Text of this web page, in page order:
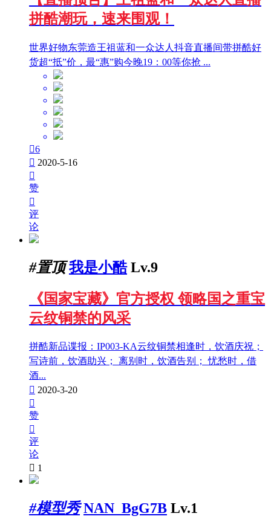
拼酷潮玩，速来围观！
世界好物东莞造王祖蓝和一众达人抖音直播间带拼酷好
货超“抵”价，最“惠”购今晚19：00等你抢 ...
6
 2020-5-16

赞

评
论
#置顶 我是小酷 Lv.9
《国家宝藏》官方授权 领略国之重宝
云纹铜禁的风采
拼酷新品谍报：IP003-KA云纹铜禁相逢时，饮酒庆祝；
写诗前，饮酒助兴； 离别时，饮酒告别； 忧愁时，借
酒...
 2020-3-20

赞

评
论
 1
#模型秀 NAN_BgG7B Lv.1